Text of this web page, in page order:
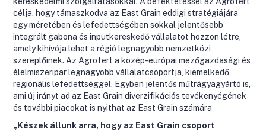
célja, hogy támaszkodva az East Grain eddigi stratégiájára
egy méretében és lefedettségében sokkal jelentősebb
integrált gabona és inputkereskedő vállalatot hozzon létre,
amely kihívója lehet a régió legnagyobb nemzetközi
szereplőinek. Az Agrofert a közép-európai mezőgazdasági és
élelmiszeripar legnagyobb vállalatcsoportja, kiemelkedő
regionális lefedettséggel. Egyben jelentős műtrágyagyártó is,
ami új irányt ad az East Grain diverzifikációs tevékenyégének
és további piacokat is nyithat az East Grain számára
„Készek állunk arra, hogy az East Grain csoport